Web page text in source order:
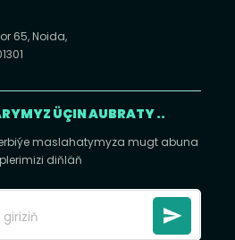
65, Noida,
ÜÇIN AUBRATY ..
maslahatymyza mugt abuna
diňläň